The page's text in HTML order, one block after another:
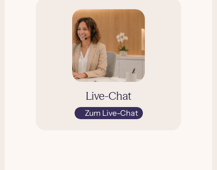
Live-Chat
Zum Live-Chat